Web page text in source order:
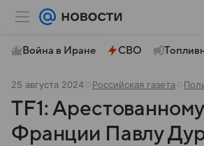
Война в Иране СВО
25 августа 2024 Российская газета
TF1:
Франции Павлу